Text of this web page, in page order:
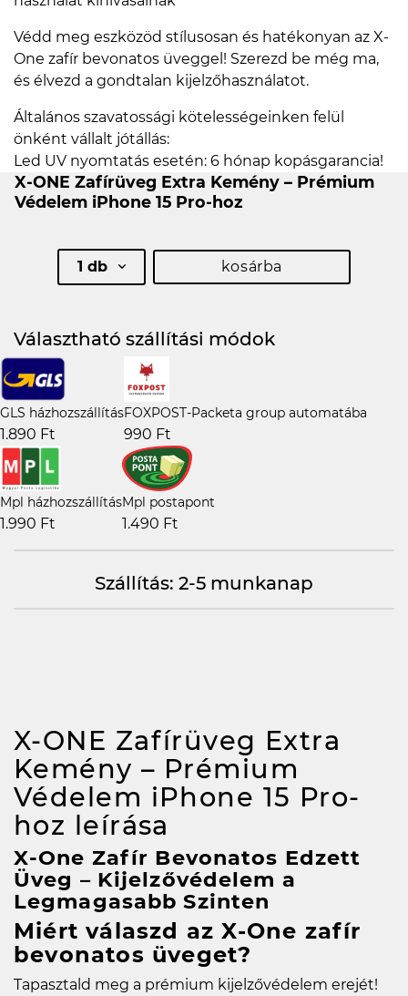
Védd meg eszközöd stílusosan és hatékonyan az X-
One zafír bevonatos üveggel! Szerezd be még ma,
és élvezd a gondtalan kijelzőhasználatot.
Általános szavatossági kötelességeinken felül
önként vállalt jótállás:
Led UV nyomtatás esetén: 6 hónap kopásgarancia!
X-ONE Zafírüveg Extra Kemény – Prémium
Védelem iPhone 15 Pro-hoz
1 db kosárba
Választható szállítási módok
GLS házhozszállítás
1.890 Ft
FOXPOST-Packeta group automatába
990 Ft
Mpl házhozszállítás
1.990 Ft
Mpl postapont
1.490 Ft
Szállítás: 2-5 munkanap
X-ONE Zafírüveg Extra
Kemény – Prémium
Védelem iPhone 15 Pro-
hoz leírása
X-One Zafír Bevonatos Edzett
Üveg – Kijelzővédelem a
Legmagasabb Szinten
Miért válaszd az X-One zafír
bevonatos üveget?
Tapasztald meg a prémium kijelzővédelem erejét!